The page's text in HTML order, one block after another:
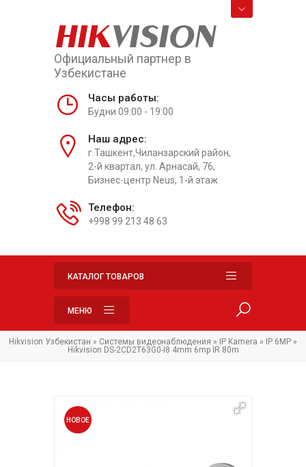
HIKVISION
Официальный партнер в
Узбекистане
Часы работы:
Будни 09:00 - 19:00
Наш адрес:
г.Ташкент,Чиланзарский район,
2-й квартал, ул. Арнасай, 76,
Бизнес-центр Neus, 1-й этаж
Телефон:
+998 99 213 48 63
КАТАЛОГ ТОВАРОВ
МЕНЮ
Hikvision Узбекистан » Системы видеонаблюдения » IP Kamera » IP 6MP »
Hikvision DS-2CD2T63G0-I8 4mm 6mp İR 80m
НОВОЕ